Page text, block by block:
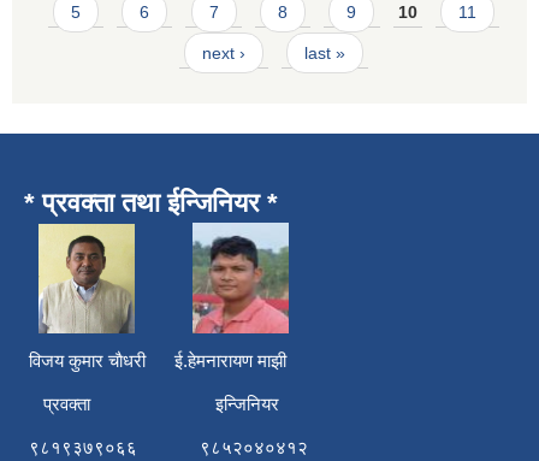
5 6 7 8 9 10 11
next › last »
* प्रवक्ता तथा ईन्जिनियर *
विजय कुमार चाैधरी ई.हेमनारायण माझी
प्रवक्ता इन्जिनियर
९८१९३७९०६६ ९८५२०४०४१२